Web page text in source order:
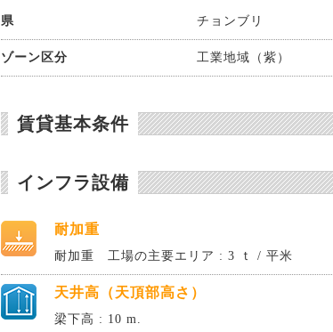
県 チョンブリ
ゾーン区分 工業地域（紫）
賃貸基本条件
インフラ設備
耐加重
耐加重 工場の主要エリア : 3 ｔ / 平米
天井高（天頂部高さ）
梁下高 : 10 m.